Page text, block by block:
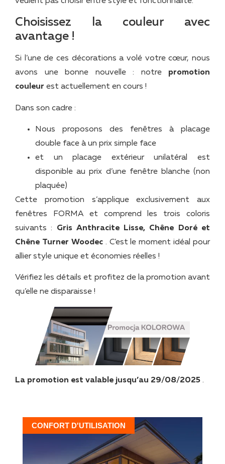
Choisissez la couleur avec
avantage !
Si l’une de ces décorations a volé votre cœur, nous
avons une bonne nouvelle : notre promotion
couleur est actuellement en cours !
Dans son cadre :
Nous proposons des fenêtres à placage
double face à un prix simple face
et un placage extérieur unilatéral est
disponible au prix d’une fenêtre blanche (non
plaquée)
Cette promotion s’applique exclusivement aux
fenêtres FORMA et comprend les trois coloris
suivants : Gris Anthracite Lisse, Chêne Doré et
Chêne Turner Woodec. C’est le moment idéal pour
allier style unique et économies réelles !
Vérifiez les détails et profitez de la promotion avant
qu’elle ne disparaisse !
La promotion est valable jusqu’au 29/08/2025 .
CONFORT D'UTILISATION